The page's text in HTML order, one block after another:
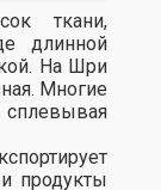
ткани,
длинной
На Шри
Многие
продукты